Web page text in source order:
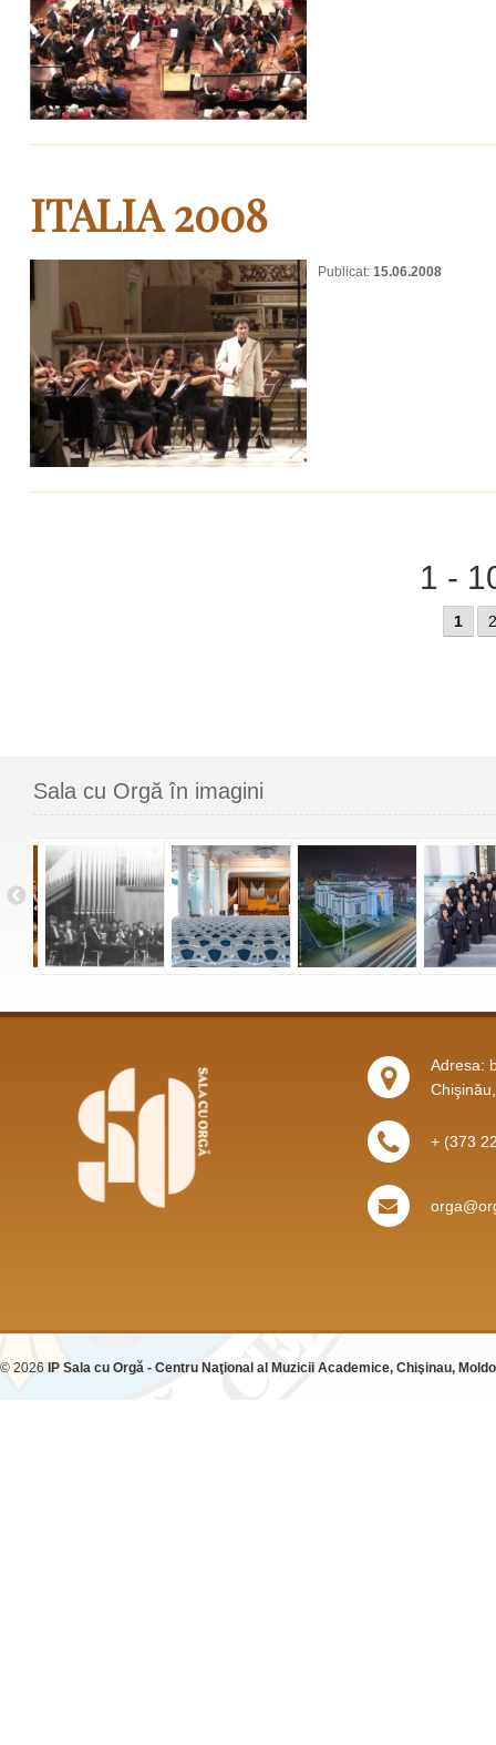
ITALIA 2008
Publicat: 15.06.2008
1 -
1 2
Sala cu Orgă în imagini
Adresa:
+ (373
© 2026 IP Sala cu Orgă - Centru Naţional al Muzicii Academice, Chişinau,